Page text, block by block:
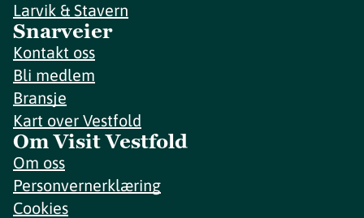
Larvik & Stavern
Snarveier
Kontakt oss
Bli medlem
Bransje
Kart over Vestfold
Om Visit Vestfold
Om oss
Personvernerklæring
Cookies